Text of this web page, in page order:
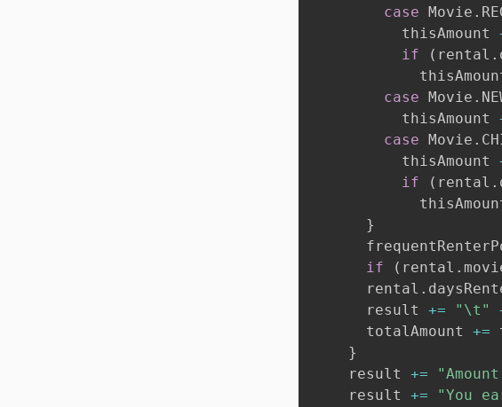
case Movie .
          thisAmount
if
( rental .
case Movie .
          thisAmount
case Movie .
          thisAmount
if
( rental .
}
if
( rental .
      rental
.
      result
+= "\t"
      totalAmount
+=
}
    result
+=
    result
+= "You